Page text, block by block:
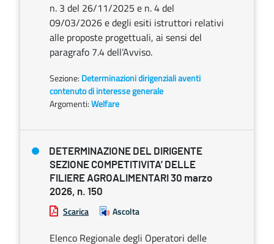
n. 3 del 26/11/2025 e n. 4 del
09/03/2026 e degli esiti istruttori relativi
alle proposte progettuali, ai sensi del
paragrafo 7.4 dell’Avviso.
Sezione: Determinazioni dirigenziali aventi
contenuto di interesse generale
Argomenti:Welfare
DETERMINAZIONE DEL DIRIGENTE
SEZIONE COMPETITIVITA’ DELLE
FILIERE AGROALIMENTARI 30 marzo
2026, n. 150
Scarica Ascolta
Elenco Regionale degli Operatori delle